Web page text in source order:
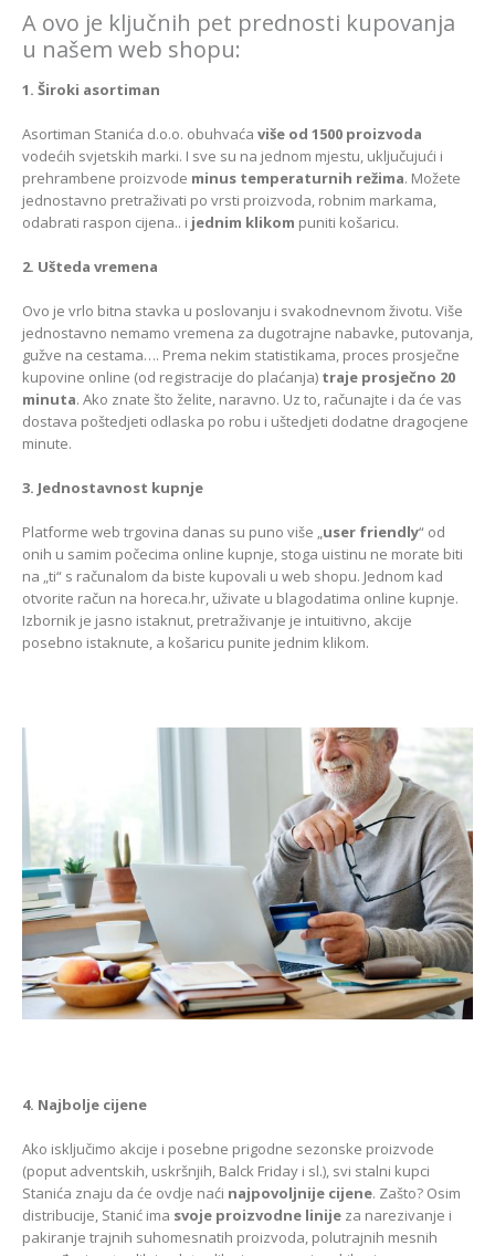
A ovo je ključnih pet prednosti kupovanja
u našem web shopu:
1. Široki asortiman
Asortiman Stanića d.o.o. obuhvaća više od 1500 proizvoda
vodećih svjetskih marki. I sve su na jednom mjestu, uključujući i
prehrambene proizvode minus temperaturnih režima. Možete
jednostavno pretraživati po vrsti proizvoda, robnim markama,
odabrati raspon cijena.. i jednim klikom puniti košaricu.
2. Ušteda vremena
Ovo je vrlo bitna stavka u poslovanju i svakodnevnom životu. Više
jednostavno nemamo vremena za dugotrajne nabavke, putovanja,
gužve na cestama…. Prema nekim statistikama, proces prosječne
kupovine online (od registracije do plaćanja) traje prosječno 20
minuta. Ako znate što želite, naravno. Uz to, računajte i da će vas
dostava poštedjeti odlaska po robu i uštedjeti dodatne dragocjene
minute.
3. Jednostavnost kupnje
Platforme web trgovina danas su puno više „user friendly“ od
onih u samim počecima online kupnje, stoga uistinu ne morate biti
na „ti“ s računalom da biste kupovali u web shopu. Jednom kad
otvorite račun na horeca.hr, uživate u blagodatima online kupnje.
Izbornik je jasno istaknut, pretraživanje je intuitivno, akcije
posebno istaknute, a košaricu punite jednim klikom.
4. Najbolje cijene
Ako isključimo akcije i posebne prigodne sezonske proizvode
(poput adventskih, uskršnjih, Balck Friday i sl.), svi stalni kupci
Stanića znaju da će ovdje naći najpovoljnije cijene. Zašto? Osim
distribucije, Stanić ima svoje proizvodne linije za narezivanje i
pakiranje trajnih suhomesnatih proizvoda, polutrajnih mesnih